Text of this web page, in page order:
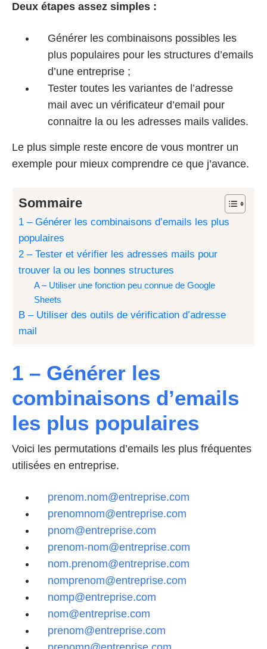
Deux étapes assez simples :
Générer les combinaisons possibles les
plus populaires pour les structures d’emails
d’une entreprise ;
Tester toutes les variantes de l’adresse
mail avec un vérificateur d’email pour
connaitre la ou les adresses mails valides.
Le plus simple reste encore de vous montrer un
exemple pour mieux comprendre ce que j’avance.
Sommaire
1 – Générer les combinaisons d’emails les plus
populaires
2 – Tester et vérifier les adresses mails pour
trouver la ou les bonnes structures
A – Utiliser une fonction peu connue de Google
Sheets
B – Utiliser des outils de vérification d’adresse
mail
1 – Générer les
combinaisons d’emails
les plus populaires
Voici les permutations d’emails les plus fréquentes
utilisées en entreprise.
prenom.nom@entreprise.com
prenomnom@entreprise.com
pnom@entreprise.com
prenom-nom@entreprise.com
nom.prenom@entreprise.com
nomprenom@entreprise.com
nomp@entreprise.com
nom@entreprise.com
prenom@entreprise.com